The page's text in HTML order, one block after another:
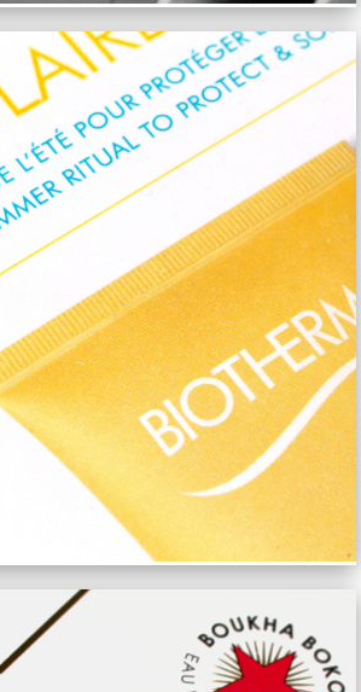
BIOTHERM ÉTUI COFFRET